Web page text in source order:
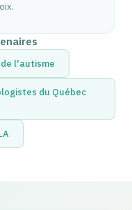
l'autisme
du Québec